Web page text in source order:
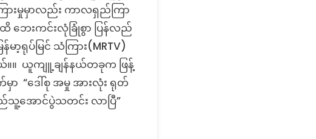
ားမှုမှာလည်း ကာလရှည်ကြာ
ဘေးကင်းလုံခြုံစွာ ပြန်လည်
ာ့ရုပ်မြင် သံကြား(MRTV)
။ ယူကျူ့ချန်နယ်တခုက ဖြန့်
ာ “ဒေါ်စု အမှု အားလုံး ရုတ်
သူ့အောင်ပွဲသတင်း လာပြီ”